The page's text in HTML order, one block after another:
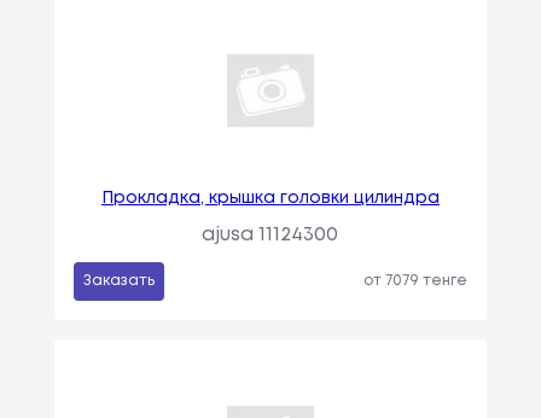
Прокладка, крышка головки цилиндра
ajusa 11124300
Заказать от 7079 тенге